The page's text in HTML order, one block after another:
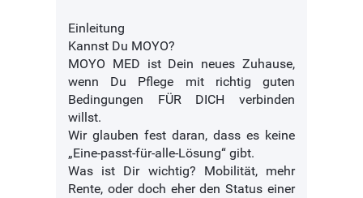
Einleitung
Kannst Du MOYO?
MOYO MED ist Dein neues Zuhause,
wenn Du Pflege mit richtig guten
Bedingungen FÜR DICH verbinden
willst.
Wir glauben fest daran, dass es keine
„Eine-passt-für-alle-Lösung“ gibt.
Was ist Dir wichtig? Mobilität, mehr
Rente, oder doch eher den Status einer